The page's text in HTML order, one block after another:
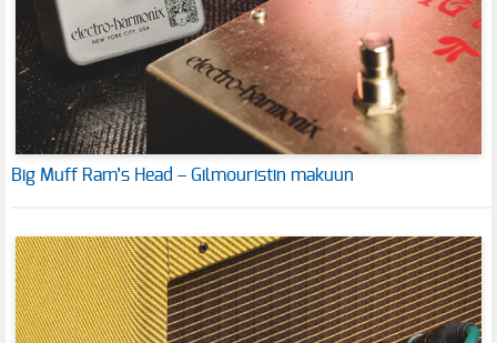
Big Muff Ram’s Head – Gilmouristin makuun